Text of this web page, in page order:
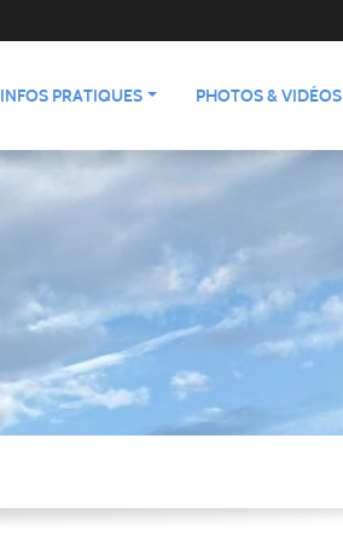
INFOS PRATIQUES PHOTOS & VIDÉOS